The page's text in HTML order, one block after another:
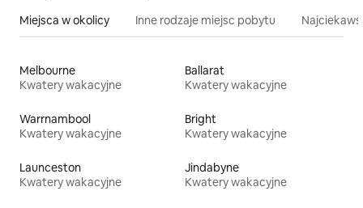
Miejsca w okolicy Inne rodzaje miejsc pobytu
Melbourne
Kwatery wakacyjne
Ballarat
Kwatery wakacyjne
Warrnambool
Kwatery wakacyjne
Bright
Kwatery wakacyjne
Launceston
Kwatery wakacyjne
Jindabyne
Kwatery wakacyjne